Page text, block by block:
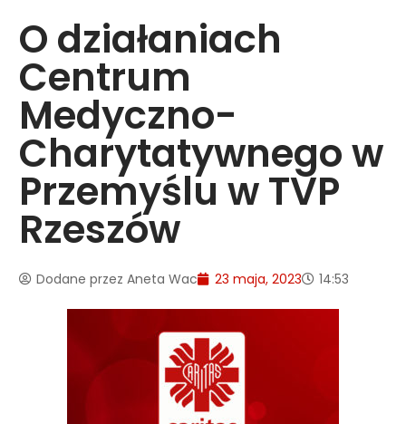
O działaniach
Centrum
Medyczno-
Charytatywnego w
Przemyślu w TVP
Rzeszów
Dodane przez Aneta Wac 23 maja, 2023 14:53